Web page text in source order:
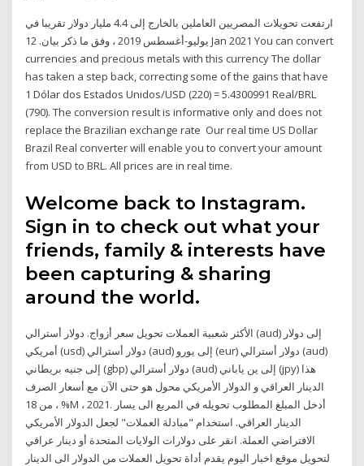
ارتفعت تحويلات المصريين العاملين بالخارج إلى 4.4 مليار دولار تقريبا في
يوليو-أغسطس 2019 ، وفق ما ذكر بيان. 12 Jan 2021 You can convert
currencies and precious metals with this currency The dollar
has taken a step back, correcting some of the gains that have
1 Dólar dos Estados Unidos/USD (220) = 5.4300991 Real/BRL
(790). The conversion result is informative only and does not
replace the Brazilian exchange rate Our real time US Dollar
Brazil Real converter will enable you to convert your amount
from USD to BRL. All prices are in real time.
Welcome back to Instagram.
Sign in to check out what your
friends, family & interests have
been capturing & sharing
around the world.
الأكثر شعبية العملات تحويل سعر أزواج. دولار أسترالي (aud) إلى دولار
أمريكي (usd) دولار أسترالي (aud) إلى يورو (eur) دولار أسترالي (aud)
إلى جنيه بريطاني (gbp) دولار أسترالي (aud) إلى ين ياباني (jpy) هذا
الدينار العراقي و الدولار الأمريكي محول هو حتى الآن مع أسعار الصرف
من 18 ، %M ، 2021. أدخل المبلغ المطلوب تحويله في المربع الى يسار
الدينار العراقي. استخدام "مبادلة العملات" لجعل الدولار الأمريكي
الافتراضي العملة. انقر على دولارات الولايات المتحدة أو دينار عراقي
لتحويل موقع اخبار اليوم يقدم أداة تحويل العملات من الدولار الى الدينار